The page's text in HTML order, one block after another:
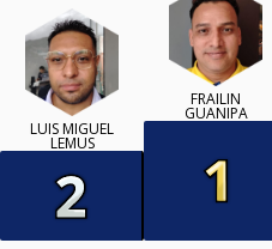
LUIS MIGUEL
LEMUS
FRAILIN
GUANIPA